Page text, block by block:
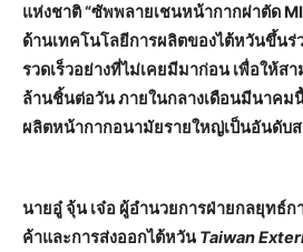
แห่งชาติ “ซัพพลายเชนหน้ากากผ่าตัด
ด้านเทคโนโลยีการผลิตของไต้หวันขึ้นร่
รวดเร็วอย่างที่ไม่เคยมีมาก่อน เพื่อให้ส
ล้านชิ้นต่อวัน ภายในกลางเดือนมีนาคม
ผลิตหน้ากากอนามัยรายใหญ่เป็นอันดับ
นายอู๋ จุ้น เจ๋อ ผู้อำนวยการฝ่ายกลยุทธ์ก
ค้าและการส่งออกไต้หวัน Taiwan